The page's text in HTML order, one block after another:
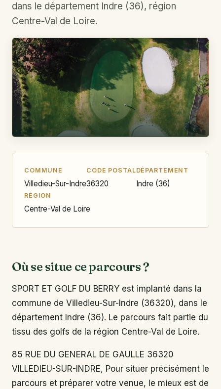
dans le département Indre (36), région
Centre-Val de Loire.
COMMUNE
Villedieu-Sur-Indre
CODE POSTAL
36320
DÉPARTEMENT
Indre (36)
RÉGION
Centre-Val de Loire
Où se situe ce parcours ?
SPORT ET GOLF DU BERRY est implanté dans la
commune de Villedieu-Sur-Indre (36320), dans le
département Indre (36). Le parcours fait partie du
tissu des golfs de la région Centre-Val de Loire.
85 RUE DU GENERAL DE GAULLE 36320
VILLEDIEU-SUR-INDRE, Pour situer précisément le
parcours et préparer votre venue, le mieux est de